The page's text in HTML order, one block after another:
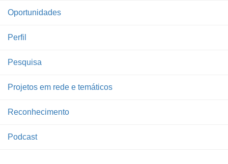
Oportunidades
Perfil
Pesquisa
Projetos em rede e temáticos
Reconhecimento
Podcast